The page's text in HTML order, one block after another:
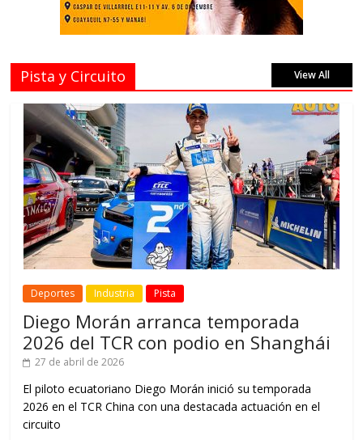
Pista y Circuito View All
Deportes Industria Pista
Diego Morán arranca temporada
2026 del TCR con podio en Shanghái
27 de abril de 2026
El piloto ecuatoriano Diego Morán inició su temporada
2026 en el TCR China con una destacada actuación en el
circuito